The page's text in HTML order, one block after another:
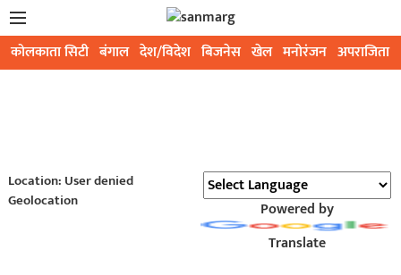
कोलकाता सिटी बंगाल देश/विदेश बिजनेस खेल मनोरंजन अपराजिता
Location: User denied
Geolocation
Powered by
Translate